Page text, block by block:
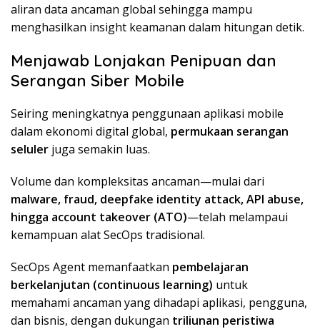
aliran data ancaman global sehingga mampu
menghasilkan insight keamanan dalam hitungan detik.
Menjawab Lonjakan Penipuan dan
Serangan Siber Mobile
Seiring meningkatnya penggunaan aplikasi mobile
dalam ekonomi digital global, permukaan serangan
seluler juga semakin luas.
Volume dan kompleksitas ancaman—mulai dari
malware, fraud, deepfake identity attack, API abuse,
hingga account takeover (ATO)—telah melampaui
kemampuan alat SecOps tradisional.
SecOps Agent memanfaatkan pembelajaran
berkelanjutan (continuous learning) untuk
memahami ancaman yang dihadapi aplikasi, pengguna,
dan bisnis, dengan dukungan triliunan peristiwa